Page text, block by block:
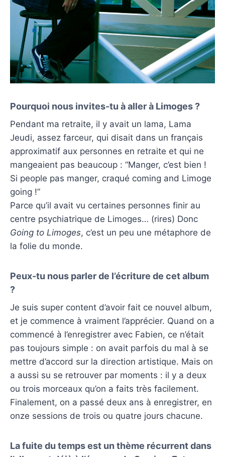
Pourquoi nous invites-tu à aller à Limoges ?
Pendant ma retraite, il y avait un lama, Lama
Jeudi, assez farceur, qui disait dans un français
approximatif aux personnes en retraite et qui ne
mangeaient pas beaucoup : “Manger, c’est bien !
Si people pas manger, craqué coming and Limoge
going !”
Parce qu’il avait vu certaines personnes finir au
centre psychiatrique de Limoges… (rires) Donc
Going to Limoges, c’est un peu une métaphore de
la folie du monde.
Peux-tu nous parler de l’écriture de cet album
?
Je suis super content d’avoir fait ce nouvel album,
et je commence à vraiment l’apprécier. Quand on a
commencé à l’enregistrer avec Fabien, ce n’était
pas toujours simple : on avait parfois du mal à se
mettre d’accord sur la direction artistique. Mais on
a aussi su se retrouver par moments : il y a deux
ou trois morceaux qu’on a faits très facilement.
Finalement, on a passé deux ans à enregistrer, en
onze sessions de trois ou quatre jours chacune.
La fuite du temps est un thème récurrent dans